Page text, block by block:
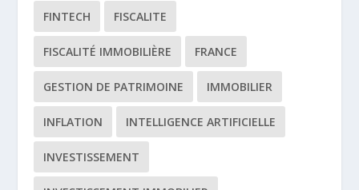
FINTECH FISCALITE
FISCALITÉ IMMOBILIÈRE FRANCE
GESTION DE PATRIMOINE IMMOBILIER
INFLATION INTELLIGENCE ARTIFICIELLE
INVESTISSEMENT